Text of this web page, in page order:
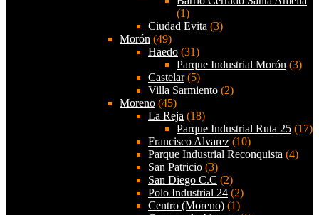
(1)
Ciudad Evita (3)
Morón (49)
Haedo (31)
Parque Industrial Morón (3)
Castelar(5)
Villa Sarmiento (2)
Moreno (45)
La Reja (18)
Parque Industrial Ruta 25 (17)
Francisco Alvarez (10)
Parque Industrial Reconquista (4)
San Patricio (3)
San Diego C.C (2)
Polo Industrial 24 (2)
Centro (Moreno) (1)